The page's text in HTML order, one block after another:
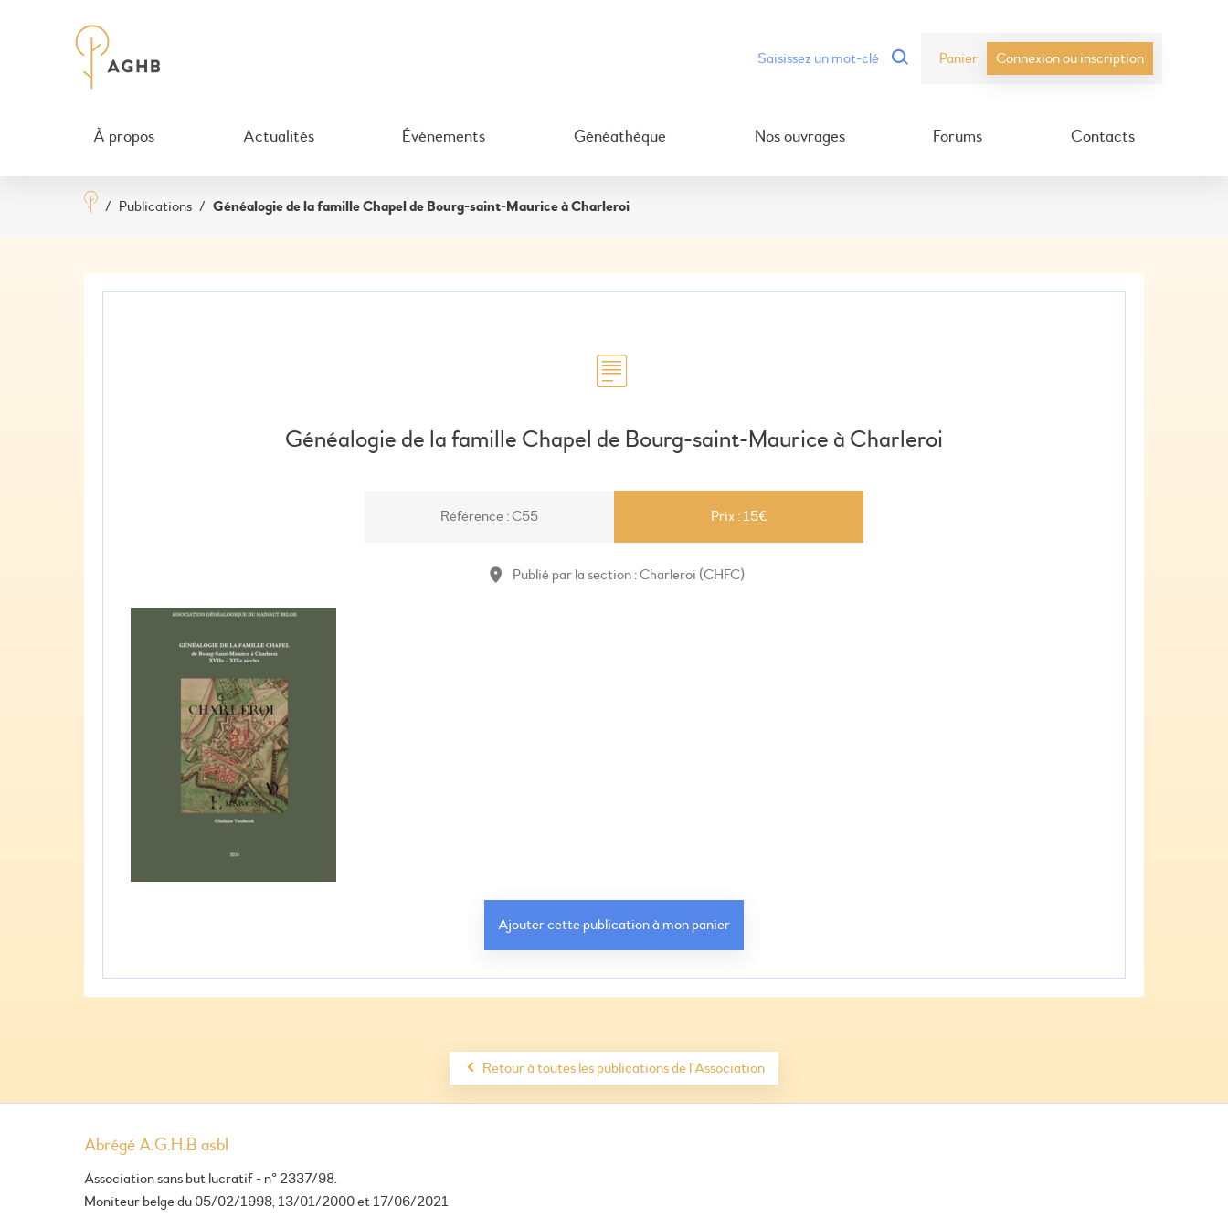
Panier Connexion ou inscription
À propos Actualités Événements Généathèque Nos ouvrages Forums Contacts
/ Publications / Généalogie de la famille Chapel de Bourg-saint-Maurice à Charleroi
Généalogie de la famille Chapel de Bourg-saint-Maurice à Charleroi
Référence : C55 Prix : 15€
Publié par la section : Charleroi (CHFC)
Retour à toutes les publications de l'Association
Abrégé A.G.H.B asbl
Association sans but lucratif - n° 2337/98.
Moniteur belge du 05/02/1998, 13/01/2000 et 17/06/2021